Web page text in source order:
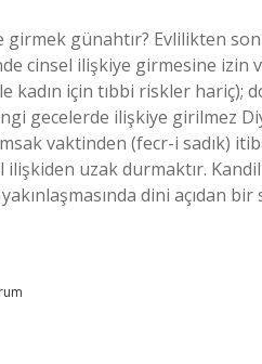
günahtır? Evlilikten
cinsel ilişkiye girmesine izin
kadın için tıbbi riskler
gecelerde ilişkiye girilmez
vaktinden (fecr-i sadık)
ilişkiden uzak durmaktır.
dini açıdan bir